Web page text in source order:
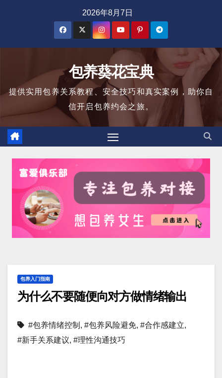
2026年8月7日
包养葵花宝典
提供实用包养关系教程、安全技巧和真实案例，助你自
信开启包养约会之旅。
包养入门指南
为什么不要随便向对方做情绪输出
#包养情绪控制 , #包养风险避免, #合作感建立,
#新手关系建议, #理性沟通技巧